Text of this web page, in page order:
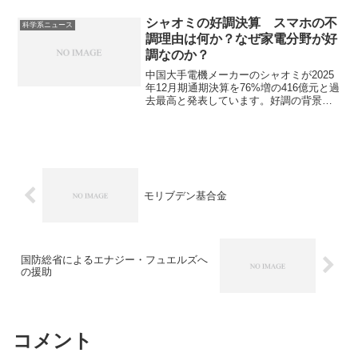
できます。
科学系ニュース
シャオミの好調決算 スマホの不
調理由は何か？なぜ家電分野が好
調なのか？
中国大手電機メーカーのシャオミが2025
年12月期通期決算を76%増の416億元と過
去最高と発表しています。好調の背景に
モリブデン基合金
国防総省によるエナジー・フュエルズへ
の援助
コメント